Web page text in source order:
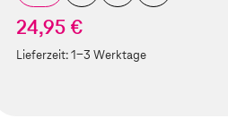
24,95 €
Lieferzeit:1-3 Werktage